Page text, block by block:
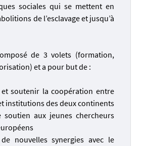
sociales qui se mettent en
de l’esclavage et jusqu’à
de 3 volets (formation,
et a pour but de :
soutenir la coopération entre
institutions des deux continents
soutien aux jeunes chercheurs
nouvelles synergies avec le